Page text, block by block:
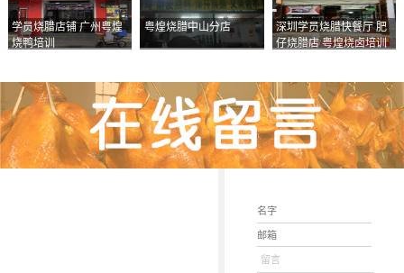
学员烧腊店铺 广州粤煌
烧鸭培训
粤煌烧腊中山分店
深圳学员烧腊快餐厅 肥
仔烧腊店 粤煌烧卤培训
留言